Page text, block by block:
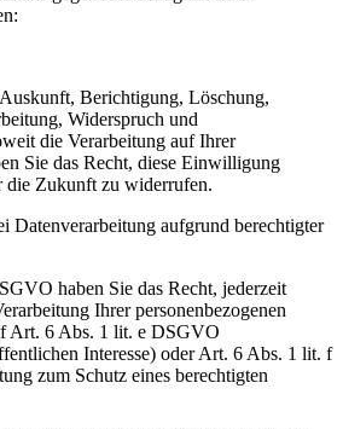
Berichtigung, Löschung,
Widerspruch und
die Verarbeitung auf Ihrer
Sie das Recht, diese Einwilligung
Zukunft zu widerrufen.
Datenverarbeitung aufgrund berechtigter
haben Sie das Recht, jederzeit
Ihrer personenbezogenen
Art. 6 Abs. 1 lit. e DSGVO
Interesse) oder Art. 6 Abs. 1 lit. f
zum Schutz eines berechtigten